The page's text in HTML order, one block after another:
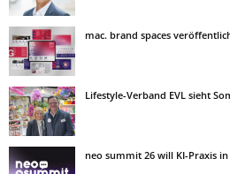
mac. brand spaces
Lifestyle-Verband EVL sieht
neo summit 26 will KI-Praxis